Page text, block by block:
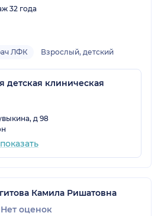
32 года
ЛФК Взрослый, детский
детская клиническая
д 98
показать
Камила Ришатовна
Нет оценок